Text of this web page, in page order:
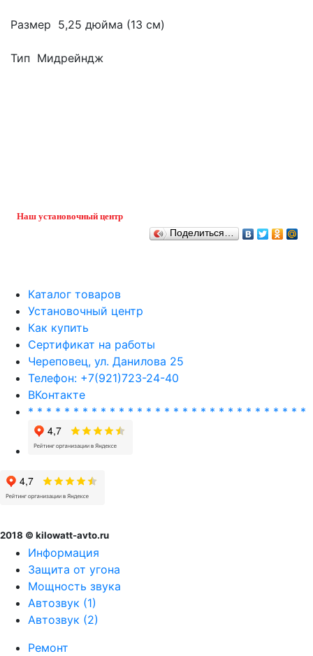
Размер 5,25 дюйма (13 см)
Тип Мидрейндж
Наш установочный центр
Поделиться…
Каталог товаров
Установочный центр
Как купить
Сертификат на работы
Череповец, ул. Данилова 25
Телефон: +7(921)723-24-40
ВКонтакте
* * * * * * * * * * * * * * * * * * * * * * * * * * * * * * *
2018 © kilowatt-avto.ru
Информация
Защита от угона
Мощность звука
Автозвук (1)
Автозвук (2)
Ремонт